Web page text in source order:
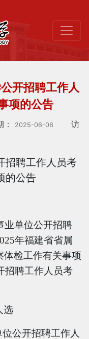
开招聘工作人
项的公告
： 2025-06-06
访
招聘工作人员考
的公告
业单位公开招聘
年福建省省属
体检工作有关事项
招聘工作人员考
选
公开招聘工作人